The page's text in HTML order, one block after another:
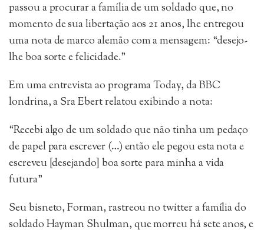
passou a procurar a família de um soldado que, no
momento de sua libertação aos 21 anos, lhe entregou
uma nota de marco alemão com a mensagem: “desejo-
lhe boa sorte e felicidade.”
Em uma entrevista ao programa Today, da BBC
londrina, a Sra Ebert relatou exibindo a nota:
“Recebi algo de um soldado que não tinha um pedaço
de papel para escrever (…) então ele pegou esta nota e
escreveu [desejando] boa sorte para minha a vida
futura”
Seu bisneto, Forman, rastreou no twitter a família do
soldado Hayman Shulman, que morreu há sete anos, e